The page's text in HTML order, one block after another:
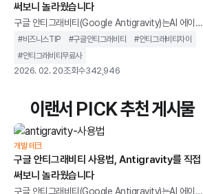
써보니 놀라웠습니다
구글 안티그래비티(Google Antigravity)는AI 에이전
트를 중심으로 설계된 통합 개발 환경을 말합니다. 단순
히 코드 자동완성을 제공하는 도구가 아니라,개발 작업
을 계획하고 실행까지 이어가는 구조를 지향합니다.기
면, 안티그래비티는 AI가 코드 작성, 터미널 실행, 브라
우저 테스트까지 하나의 흐름 안에서 처리하도록 설계
되었습니다. 개발자를 돕는 도구를 넘어 개발 과정에 직
접 관여하는 환경에 가깝습니다.이 글에서는 구글 안티
그래비티가 기존 개발 환경과 무엇이 다른지, 어떻게
#비즈니스TIP #구글안티그래비티 #안티그래비티차이
#안티그래비티무료사
2026. 02. 20조회수342,946
이랜서 PICK 추천 게시물
개발 테크
구글 안티그래비티 사용법, Antigravity를 직접
써보니 놀라웠습니다
구글 안티그래비티(Google Antigravity)는AI 에이전